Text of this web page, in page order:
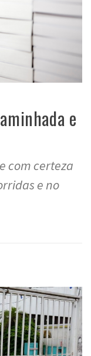
e
com certeza
e no